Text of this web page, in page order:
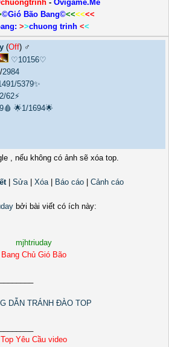
chuongtrinh- Ovigame.Me
©Gió Bão Bang©<<<<<<
>>chuong trinh <<
(Off) ♂️
♡10156♡
/2984
5379✨
62⚡
🌟1/1694🌟
, nếu không có ảnh sẽ xóa top.
| Sửa| Xóa| Báo cáo
Cảnh cáo
bởi bài viết có ích này:
mjhtriuday
Bang Chủ Gió Bão
DẪN TRÁNH ĐÀO TOP
Top Yêu Cầu video